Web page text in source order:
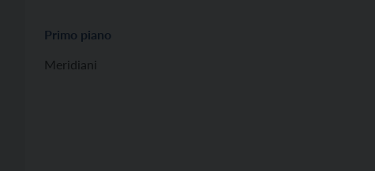
Primo piano
Meridiani